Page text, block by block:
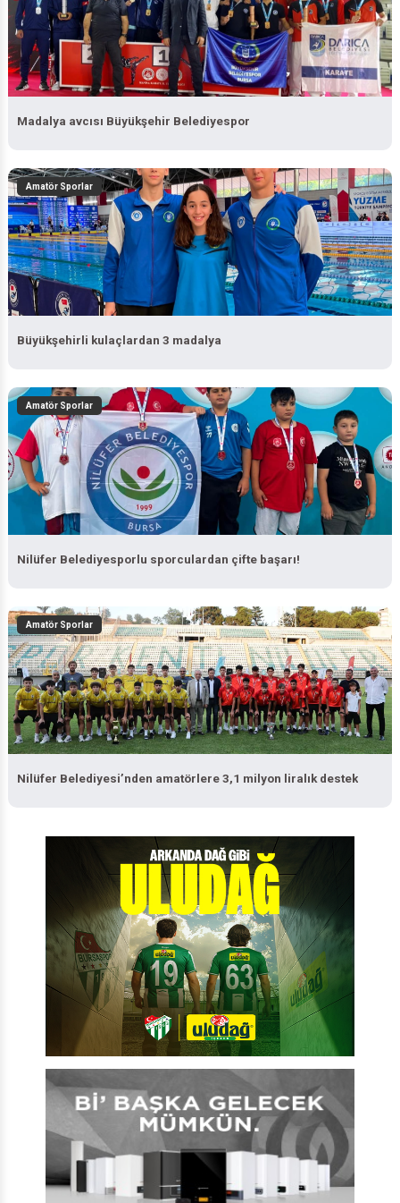
Madalya avcısı Büyükşehir Belediyespor
Amatör Sporlar
Büyükşehirli kulaçlardan 3 madalya
Amatör Sporlar
Nilüfer Belediyesporlu sporculardan çifte başarı!
Amatör Sporlar
Nilüfer Belediyesi’nden amatörlere 3,1 milyon liralık destek